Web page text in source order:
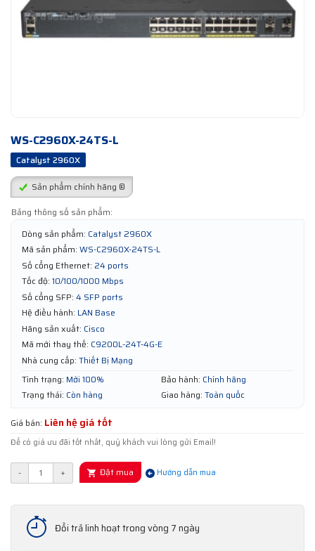
WS-C2960X-24TS-L
Catalyst 2960X
Sản phẩm chính hãng ®
Bảng thông số sản phẩm:
Dòng sản phẩm: Catalyst 2960X
Mã sản phẩm: WS-C2960X-24TS-L
Số cổng Ethernet: 24 ports
Tốc độ: 10/100/1000 Mbps
Số cổng SFP: 4 SFP ports
Hệ điều hành: LAN Base
Hãng sản xuất: Cisco
Mã mới thay thế: C9200L-24T-4G-E
Nhà cung cấp: Thiết Bị Mạng
Tình trạng: Mới 100% Bảo hành: Chính hãng
Trạng thái: Còn hàng Giao hàng: Toàn quốc
Giá bán: Liên hệ giá tốt
Để có giá ưu đãi tốt nhất, quý khách vui lòng gửi Email!
- + Đặt mua Hướng dẫn mua
Đổi trả linh hoạt trong vòng 7 ngày